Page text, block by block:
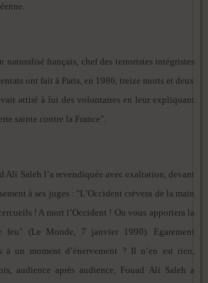
naturalisé français, chef des terroristes intégristes
ont fait à Paris, en 1986, treize morts et deux
attiré à lui des volontaires en leur expliquant
sainte contre la France".
Ali Saleh l’a revendiquée avec exaltation, devant
à ses juges : "L’Occident crèvera de la main
! A mort l’Occident ! On vous apportera la
feu" (Le Monde, 7 janvier 1990). Egarement
à un moment d’énervement ? Il n’en est rien,
audience après audience, Fouad Ali Saleh a